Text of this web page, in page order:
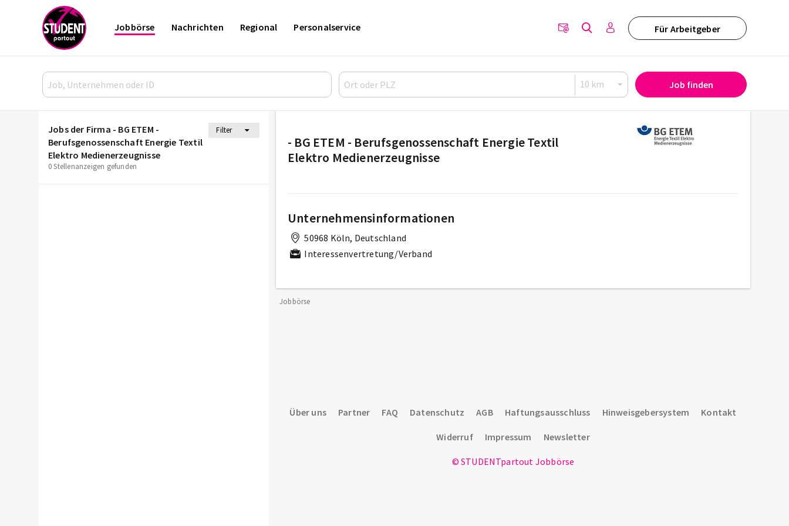
Für Arbeitgeber
Jobbörse Nachrichten Regional Personalservice
Job finden
Jobs der Firma - BG ETEM -
Berufsgenossenschaft Energie Textil
Elektro Medienerzeugnisse
Filter
0 Stellenanzeigen gefunden
- BG ETEM - Berufsgenossenschaft Energie Textil
Elektro Medienerzeugnisse
Unternehmensinformationen
50968 Köln, Deutschland
Interessenvertretung/Verband
Jobbörse
Über uns Partner FAQ Datenschutz AGB Haftungsausschluss Hinweisgebersystem Kontakt
Widerruf Impressum Newsletter
© STUDENTpartout Jobbörse